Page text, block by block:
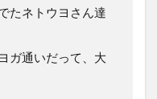
たネトウヨさん達
ガ通いだって、大